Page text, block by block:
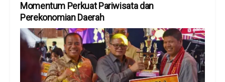
Momentum Perkuat Pariwisata dan
Perekonomian Daerah